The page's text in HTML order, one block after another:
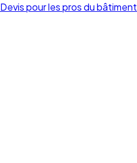
Devis pour les pros du bâtiment